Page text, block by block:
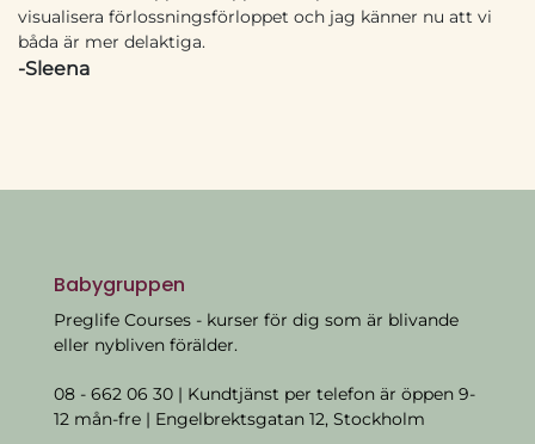
visualisera förlossningsförloppet och jag känner nu att vi
båda är mer delaktiga.
-Sleena
Babygruppen
Preglife Courses - kurser för dig som är blivande
eller nybliven förälder.
08 - 662 06 30 | Kundtjänst per telefon är öppen 9-
12 mån-fre | Engelbrektsgatan 12, Stockholm